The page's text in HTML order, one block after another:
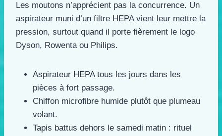
Les moutons n’apprécient pas la concurrence. Un
aspirateur muni d’un filtre HEPA vient leur mettre la
pression, surtout quand il porte fièrement le logo
Dyson, Rowenta ou Philips.
Aspirateur HEPA tous les jours dans les
pièces à fort passage.
Chiffon microfibre humide plutôt que plumeau
volant.
Tapis battus dehors le samedi matin : rituel